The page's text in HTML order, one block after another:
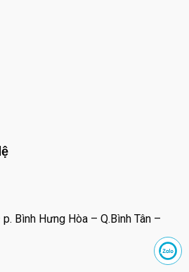
Bình Hưng Hòa – Q.Bình Tân –